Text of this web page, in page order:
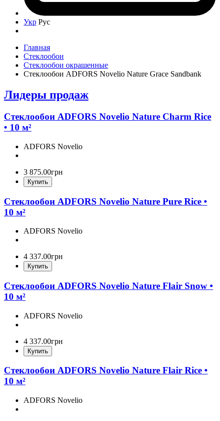
Укр Рус
Главная
Стеклообои
Стеклообои окрашенные
Стеклообои ADFORS Novelio Nature Grace Sandbank
Лидеры продаж
Стеклообои ADFORS Novelio Nature Charm Rice
• 10 м²
ADFORS Novelio
3 875.00грн
Купить
Стеклообои ADFORS Novelio Nature Pure Rice •
10 м²
ADFORS Novelio
4 337.00грн
Купить
Стеклообои ADFORS Novelio Nature Flair Snow •
10 м²
ADFORS Novelio
4 337.00грн
Купить
Стеклообои ADFORS Novelio Nature Flair Rice •
10 м²
ADFORS Novelio